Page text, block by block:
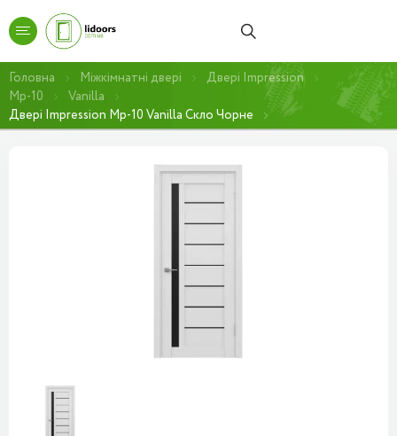
Головна Міжкімнатні двері
Двері Impression
Mp-10
Vanilla
Двері Impression Mp-10 Vanilla Скло Чорне